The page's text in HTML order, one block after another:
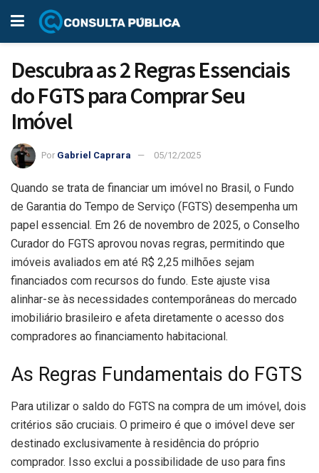
Descubra as 2 Regras Essenciais
do FGTS para Comprar Seu
Imóvel
Por Gabriel Caprara 05/12/2025
Quando se trata de financiar um imóvel no Brasil, o Fundo
de Garantia do Tempo de Serviço (FGTS) desempenha um
papel essencial. Em 26 de novembro de 2025, o Conselho
Curador do FGTS aprovou novas regras, permitindo que
imóveis avaliados em até R$ 2,25 milhões sejam
financiados com recursos do fundo. Este ajuste visa
alinhar-se às necessidades contemporâneas do mercado
imobiliário brasileiro e afeta diretamente o acesso dos
compradores ao financiamento habitacional.
As Regras Fundamentais do FGTS
Para utilizar o saldo do FGTS na compra de um imóvel, dois
critérios são cruciais. O primeiro é que o imóvel deve ser
destinado exclusivamente à residência do próprio
comprador. Isso exclui a possibilidade de uso para fins